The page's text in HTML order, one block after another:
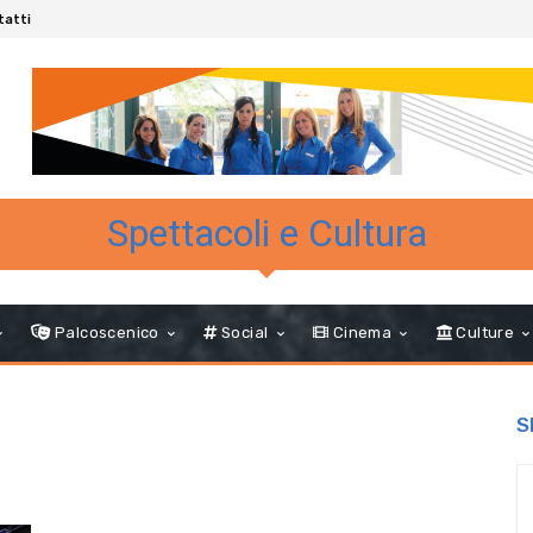
Spettacoli e Cultura
Palcoscenico Social Cinema Culture